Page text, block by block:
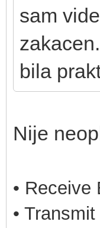
sam
bila
Nije
• Receive
•